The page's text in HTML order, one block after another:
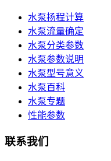
水泵扬程计算
水泵流量确定
水泵分类参数
水泵参数说明
水泵型号意义
水泵百科
水泵专题
性能参数
联系我们